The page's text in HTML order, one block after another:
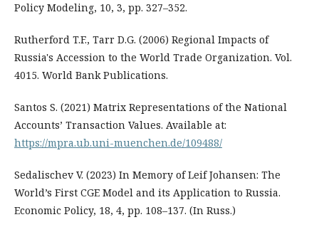
Policy Modeling, 10, 3, pp. 327–352.
Rutherford T.F., Tarr D.G. (2006) Regional Impacts of
Russia's Accession to the World Trade Organization. Vol.
4015. World Bank Publications.
Santos S. (2021) Matrix Representations of the National
Accounts’ Transaction Values. Available at:
https://mpra.ub.uni-muenchen.de/109488/
Sedalischev V. (2023) In Memory of Leif Johansen: The
World’s First CGE Model and its Application to Russia.
Economic Policy, 18, 4, pp. 108–137. (In Russ.)